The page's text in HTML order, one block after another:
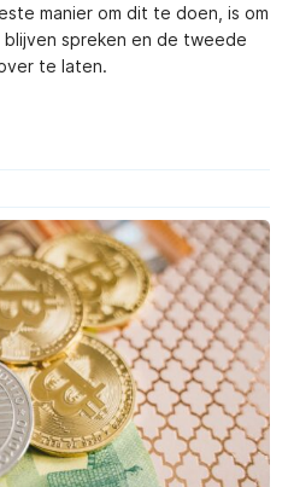
manier om dit te doen, is om
spreken en de tweede
te laten.